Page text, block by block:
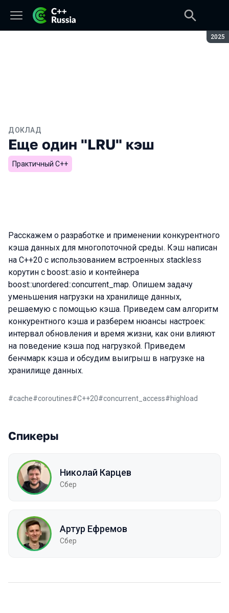
2025
ДОКЛАД
Еще один "LRU" кэш
Практичный С++
Расскажем о разработке и применении конкурентного
кэша данных для многопоточной среды. Кэш написан
на C++20 с использованием встроенных stackless
корутин с boost::asio и контейнера
boost::unordered::concurrent_map. Опишем задачу
уменьшения нагрузки на хранилище данных,
решаемую с помощью кэша. Приведем сам алгоритм
конкурентного кэша и разберем нюансы настроек:
интервал обновления и время жизни, как они влияют
на поведение кэша под нагрузкой. Приведем
бенчмарк кэша и обсудим выигрыш в нагрузке на
хранилище данных.
#cache#coroutines#C++20#concurrent_access#highload
Спикеры
Николай Карцев
Сбер
Артур Ефремов
Сбер